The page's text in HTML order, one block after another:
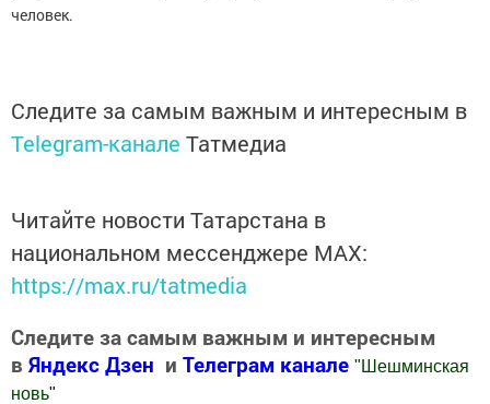
человек.
Следите за самым важным и интересным в
Telegram-канале Татмедиа
Читайте новости Татарстана в
национальном мессенджере MАХ:
https://max.ru/tatmedia
Следите за самым важным и интересным
в Яндекс Дзен и Телеграм канале " Шешминская
новь"